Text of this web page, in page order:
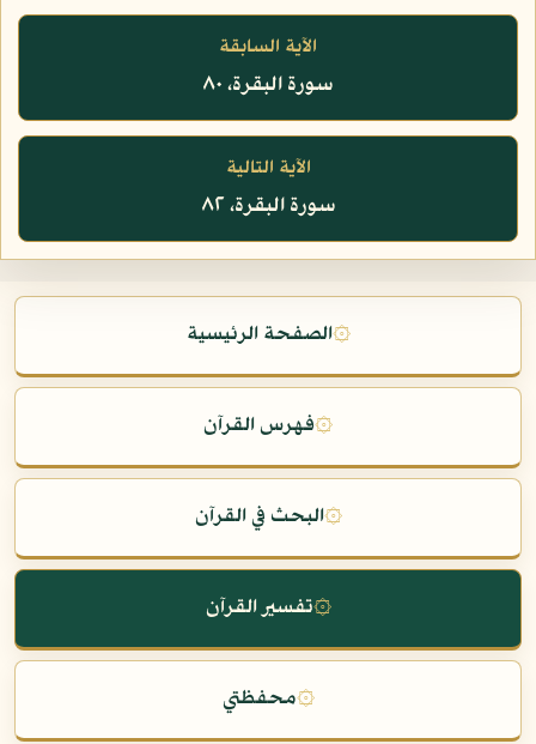
الآية السابقة
سورة البقرة، ٨٠
الآية التالية
سورة البقرة، ٨٢
۞الصفحة الرئيسية
۞فهرس القرآن
۞البحث في القرآن
۞تفسير القرآن
۞محفظتي